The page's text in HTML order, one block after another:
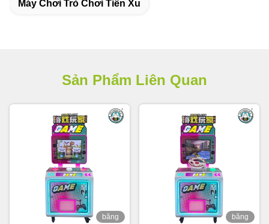
Máy Chơi Trò Chơi Tiền Xu
Sản Phẩm Liên Quan
băng
băng